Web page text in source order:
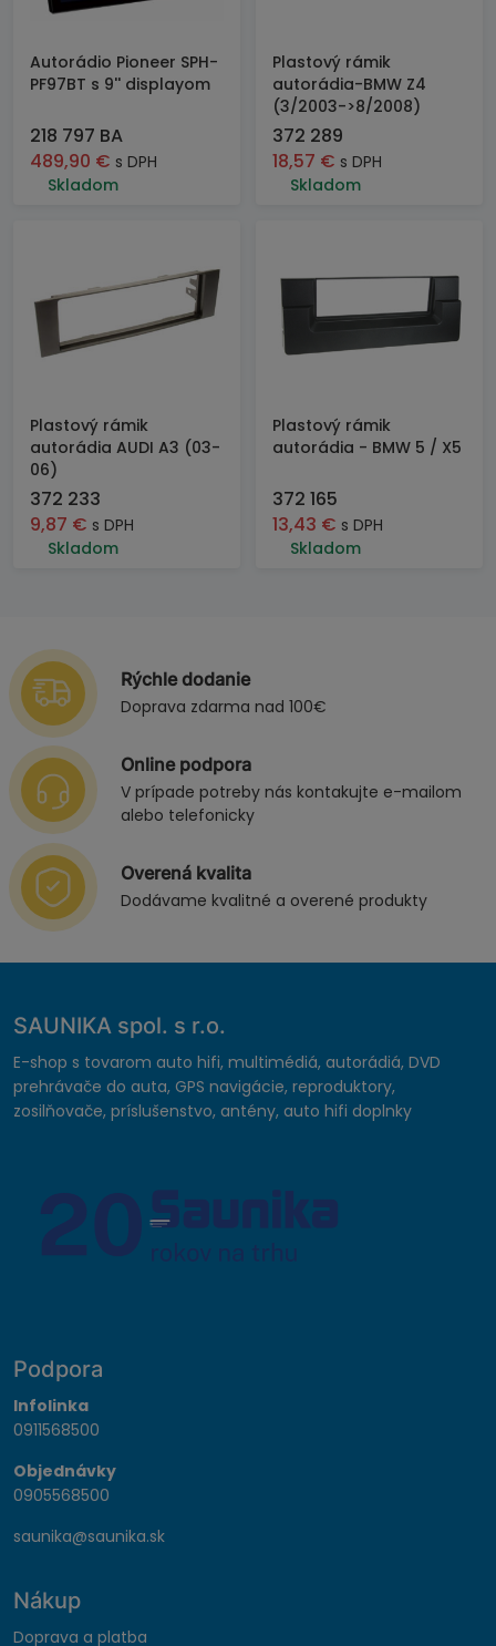
Autorádio Pioneer SPH-
PF97BT s 9'' displayom
218 797 BA
489,90 € s DPH
Skladom
Plastový rámik
autorádia-BMW Z4
(3/2003->8/2008)
372 289
18,57 € s DPH
Skladom
Plastový rámik
autorádia AUDI A3 (03-
06)
372 233
9,87 € s DPH
Skladom
Plastový rámik
autorádia - BMW 5 / X5
372 165
13,43 € s DPH
Skladom
Rýchle dodanie
Doprava zdarma nad 100€
Online podpora
V prípade potreby nás kontakujte e-mailom
alebo telefonicky
Overená kvalita
Dodávame kvalitné a overené produkty
SAUNIKA spol. s r.o.
E-shop s tovarom auto hifi, multimédiá, autorádiá, DVD
prehrávače do auta, GPS navigácie, reproduktory,
zosilňovače, príslušenstvo, antény, auto hifi doplnky
Podpora
Infolinka
0911568500
Objednávky
0905568500
saunika@saunika.sk
Nákup
Doprava a platba